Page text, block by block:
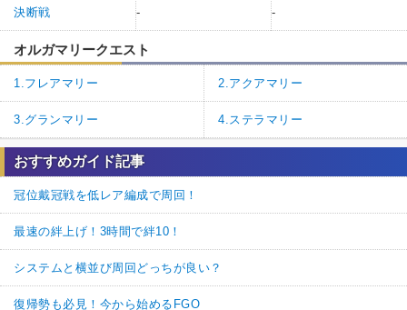
決断戦 - -
オルガマリークエスト
1.フレアマリー 2.アクアマリー
3.グランマリー 4.ステラマリー
おすすめガイド記事
冠位戴冠戦を低レア編成で周回！
最速の絆上げ！3時間で絆10！
システムと横並び周回どっちが良い？
復帰勢も必見！今から始めるFGO